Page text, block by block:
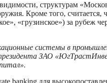
структурам
Кроме того, считается,
«грузинское») за рубеж
системы в
ЗАО